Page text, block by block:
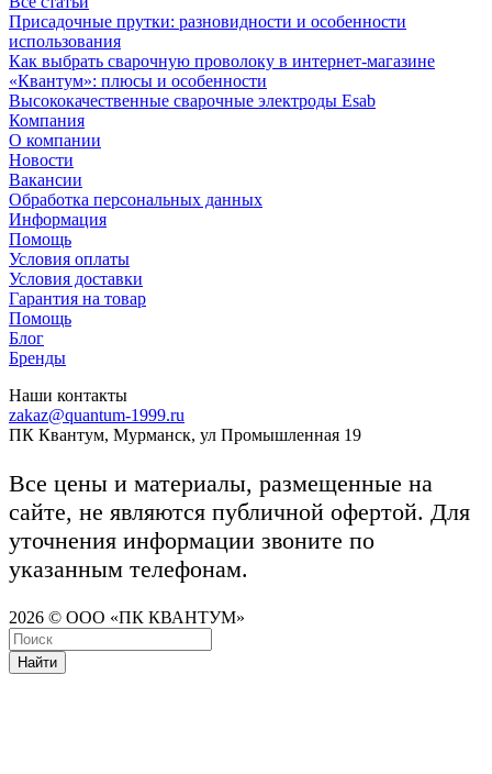
Присадочные прутки: разновидности и особенности
использования
Как выбрать сварочную проволоку в интернет-магазине
«Квантум»: плюсы и особенности
Высококачественные сварочные электроды Esab
Компания
О компании
Новости
Вакансии
Обработка персональных данных
Информация
Помощь
Условия оплаты
Условия доставки
Гарантия на товар
Помощь
Блог
Бренды
Наши контакты
zakaz@quantum-1999.ru
ПК Квантум, Мурманск, ул Промышленная 19
Все цены и материалы, размещенные на
сайте, не являются публичной офертой. Для
уточнения информации звоните по
указанным телефонам.
2026 © ООО «ПК КВАНТУМ»
Найти